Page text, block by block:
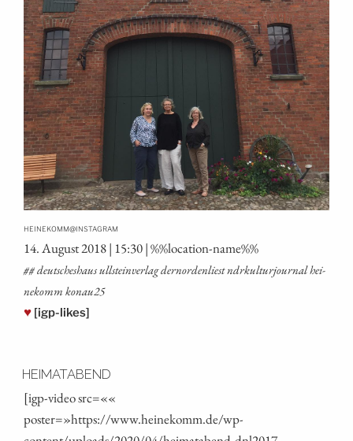
HEINEKOMM@INSTAGRAM
14. August 2018 | 15:30 | %%loca­ti­on-name%%
## deut­sche­shaus ull­stein­ver­lag dern­or­den­liest ndrkul­tur­jour­nal hei­
ne­komm konau25
♥ [igp-likes]
HEIMATABEND
[igp-video src=««
poster=»https://www.heinekomm.de/wp-